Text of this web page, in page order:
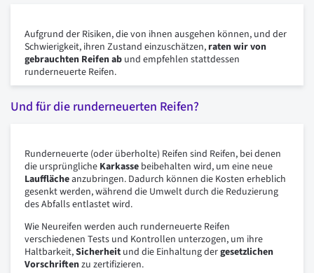
Aufgrund der Risiken, die von ihnen ausgehen können, und der
Schwierigkeit, ihren Zustand einzuschätzen, raten wir von
gebrauchten Reifen ab und empfehlen stattdessen
runderneuerte Reifen.
Und für die runderneuerten Reifen?
Runderneuerte (oder überholte) Reifen sind Reifen, bei denen
die ursprüngliche Karkasse beibehalten wird, um eine neue
Laufflächeanzubringen. Dadurch können die Kosten erheblich
gesenkt werden, während die Umwelt durch die Reduzierung
des Abfalls entlastet wird.
Wie Neureifen werden auch runderneuerte Reifen
verschiedenen Tests und Kontrollen unterzogen, um ihre
Haltbarkeit,Sicherheit und die Einhaltung dergesetzlichen
Vorschriftenzu zertifizieren.